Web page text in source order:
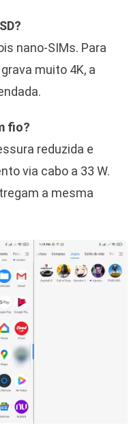
nano-SIMs. Para
muito 4K, a
fio?
reduzida e
via cabo a 33 W.
a mesma